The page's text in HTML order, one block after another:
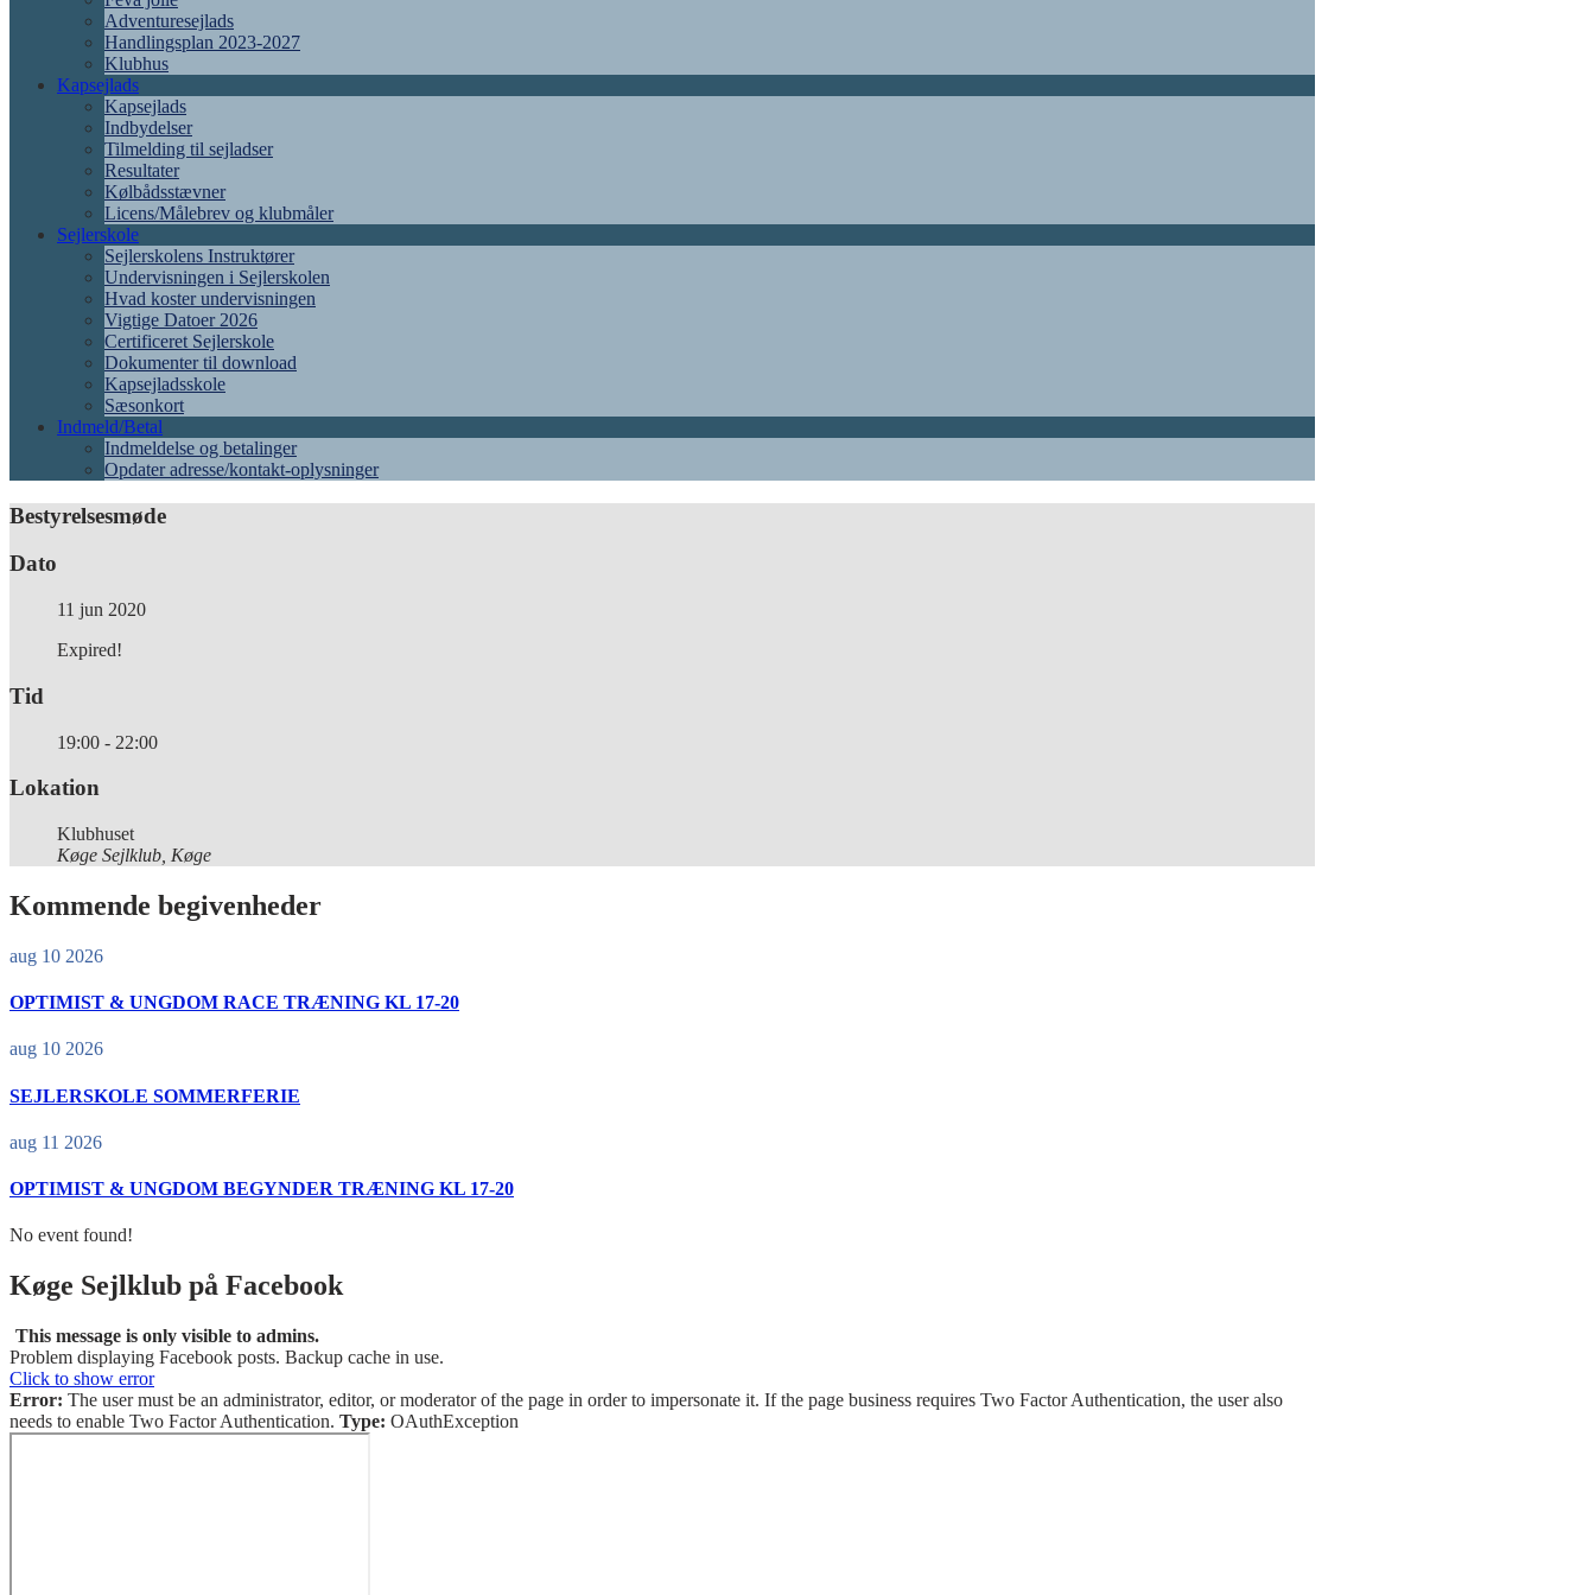
Adventuresejlads
Handlingsplan 2023-2027
Klubhus
Kapsejlads
Kapsejlads
Indbydelser
Tilmelding til sejladser
Resultater
Kølbådsstævner
Licens/Målebrev og klubmåler
Sejlerskole
Sejlerskolens Instruktører
Undervisningen i Sejlerskolen
Hvad koster undervisningen
Vigtige Datoer 2026
Certificeret Sejlerskole
Dokumenter til download
Kapsejladsskole
Sæsonkort
Indmeld/Betal
Indmeldelse og betalinger
Opdater adresse/kontakt-oplysninger
Bestyrelsesmøde
Dato
11 jun 2020
Expired!
Tid
19:00 - 22:00
Lokation
Klubhuset
Køge Sejlklub, Køge
Kommende begivenheder
aug 10 2026
OPTIMIST & UNGDOM RACE TRÆNING KL 17-20
aug 10 2026
SEJLERSKOLE SOMMERFERIE
aug 11 2026
OPTIMIST & UNGDOM BEGYNDER TRÆNING KL 17-20
No event found!
Køge Sejlklub på Facebook
This message is only visible to admins.
Problem displaying Facebook posts. Backup cache in use.
Click to show error
Error: The user must be an administrator, editor, or moderator of the page in order to impersonate it. If the page business requires Two Factor Authentication, the user also
needs to enable Two Factor Authentication. Type: OAuthException